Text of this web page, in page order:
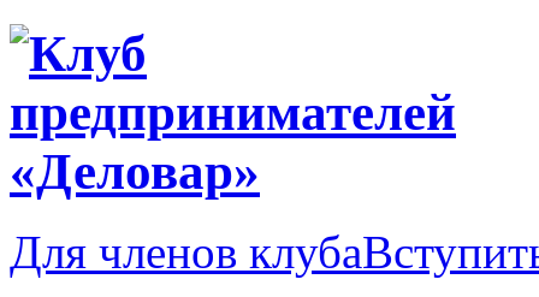
Для членов клуба